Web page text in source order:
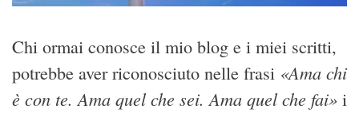
Chi ormai conosce il mio blog e i miei scritti,
potrebbe aver riconosciuto nelle frasi «Ama chi
è con te. Ama quel che sei. Ama quel che fai» i